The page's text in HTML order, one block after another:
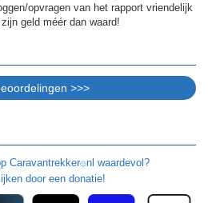
opvragen van het rapport vriendelijk
geld méér dan waard!
Caravantrekker🙂nl waardevol?
door een donatie!